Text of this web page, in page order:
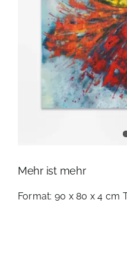
Mehr ist mehr
Format: 90 x 80 x 4 cm